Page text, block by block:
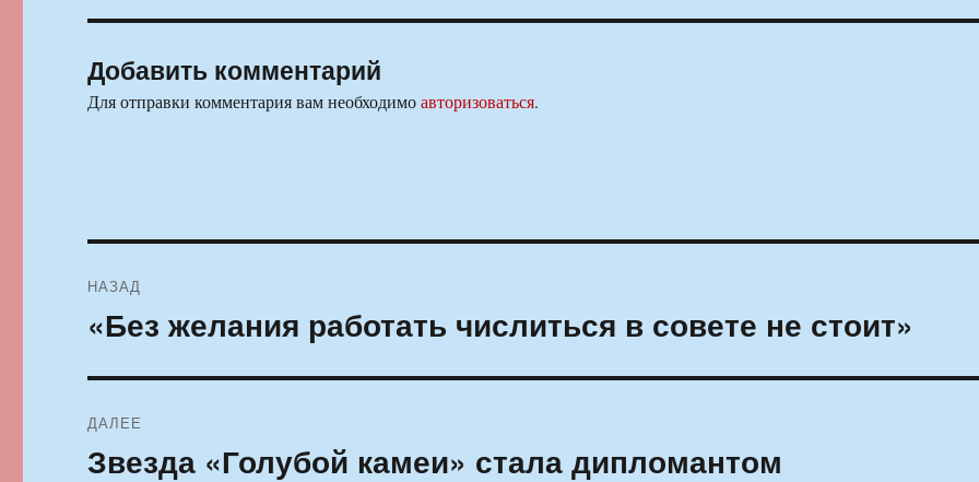
Добавить комментарий
Для отправки комментария вам необходимоавторизоваться.
по
НАЗАД
Предыдущая
«Без желания работать числиться в совете не стоит»
ДАЛЕЕ
Следующая
Звезда «Голубой камеи» стала дипломантом